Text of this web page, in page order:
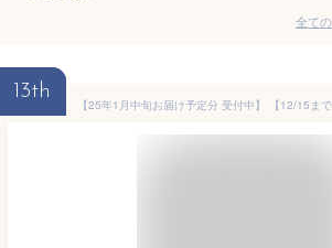
全て
13th